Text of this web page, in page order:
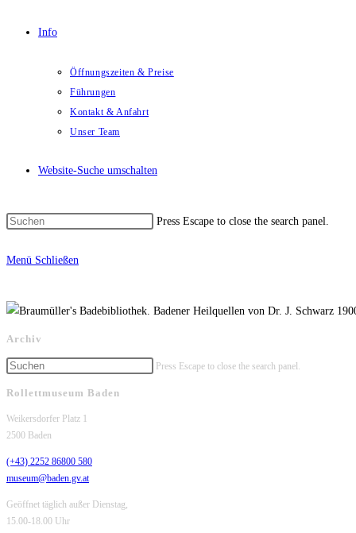
Info
Öffnungszeiten & Preise
Führungen
Kontakt & Anfahrt
Unser Team
Website-Suche umschalten
Press Escape to close the search panel.
Menü Schließen
Archiv
Press Escape to close the search panel.
Rollettmuseum Baden
Weikersdorfer Platz 1
2500 Baden
(+43) 2252 86800 580
museum@baden.gv.at
Geöffnet täglich außer Dienstag,
15.00-18.00 Uhr